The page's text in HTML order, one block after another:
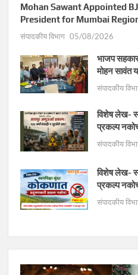
Mohan Sawant Appointed
President for Mumbai
संपादकीय विभाग 05/08/2026
भाजप
मोहन सावंत
संपादकीय
विशेष लेख-
प्रकल्प
संपादकीय
विशेष लेख-
प्रकल्प
संपादकीय